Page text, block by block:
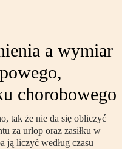
a wymiar
chorobowego
tak że nie da się obliczyć
za urlop oraz zasiłku w
ją liczyć według czasu